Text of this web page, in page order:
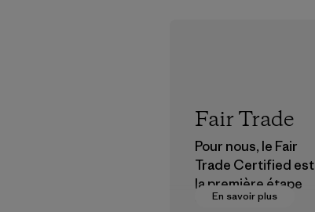
En savoir plus
Fair Trade
Pour nous, le Fair
Trade Certified est
la première étape
vers des